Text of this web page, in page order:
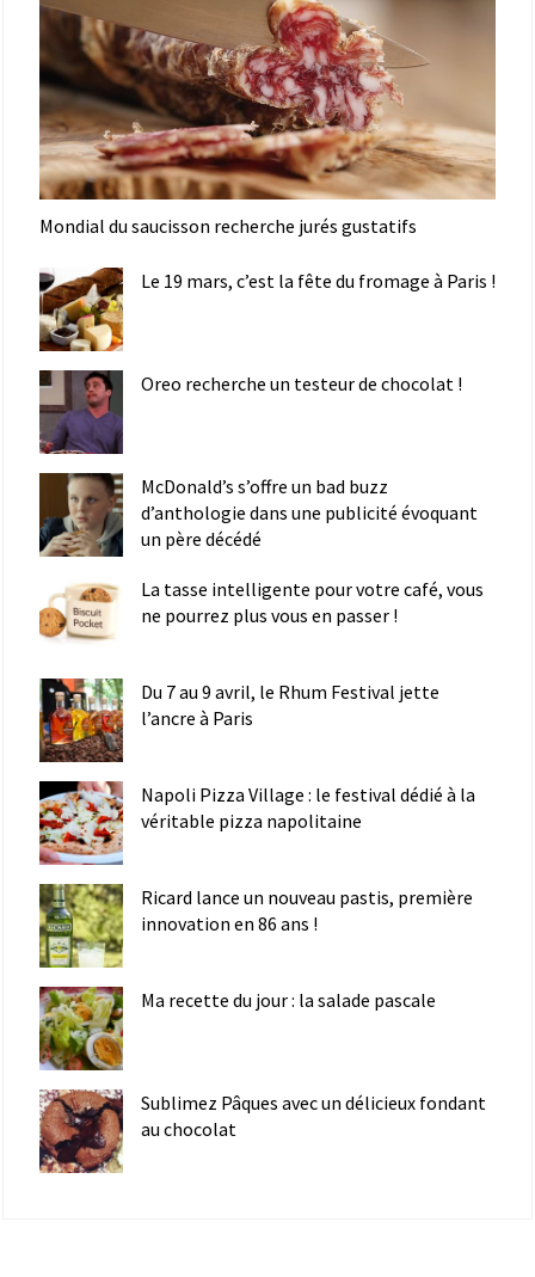
Mondial du saucisson recherche jurés gustatifs
Le 19 mars, c’est la fête du fromage à Paris !
Oreo recherche un testeur de chocolat !
McDonald’s s’offre un bad buzz
d’anthologie dans une publicité évoquant
un père décédé
La tasse intelligente pour votre café, vous
ne pourrez plus vous en passer !
Du 7 au 9 avril, le Rhum Festival jette
l’ancre à Paris
Napoli Pizza Village : le festival dédié à la
véritable pizza napolitaine
Ricard lance un nouveau pastis, première
innovation en 86 ans !
Ma recette du jour : la salade pascale
Sublimez Pâques avec un délicieux fondant
au chocolat